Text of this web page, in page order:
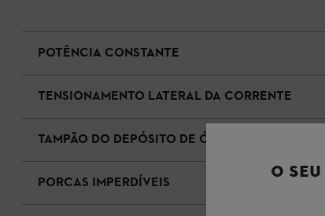
POTÊNCIA CONSTANTE
TENSIONAMENTO LATERAL DA CORRENTE
TAMPÃO DO DEPÓSITO DE ÓLEO SEM
PORCAS IMPERDÍVEIS
O